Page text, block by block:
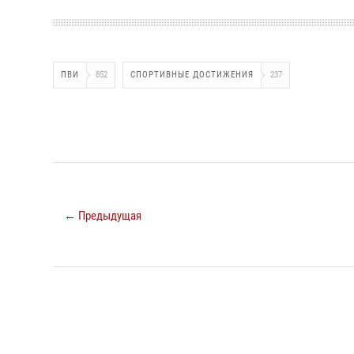
ПВИ 852 СПОРТИВНЫЕ ДОСТИЖЕНИЯ 237
← Предыдущая